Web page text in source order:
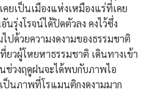
ยเป็นเมืองแห่งเหมืองแร่ที่เคย
นรุ่งโรจน์ได้ปิดตัวลง คงไว้ซึ่ง
ปด้วยความงดงามของธรรมชาติ
วผู้โหยหาธรรมชาติ เดินทางเข้า
ช่วงฤดูฝนจะได้พบกับภาพไอ
นภาพที่โรแมนติกงดงามมาก